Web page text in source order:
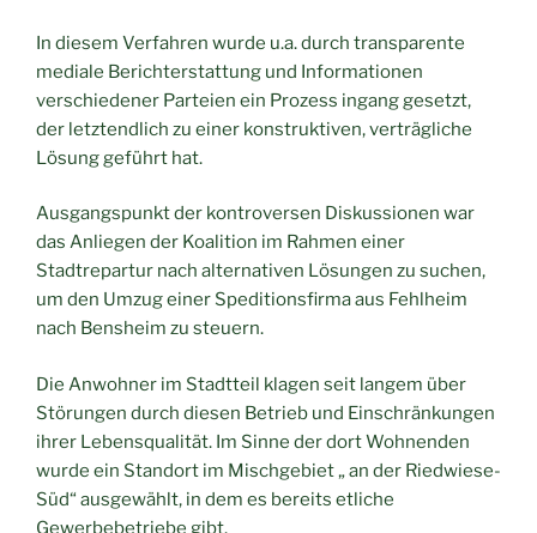
In diesem Verfahren wurde u.a. durch transparente
mediale Berichterstattung und Informationen
verschiedener Parteien ein Prozess ingang gesetzt,
der letztendlich zu einer konstruktiven, verträgliche
Lösung geführt hat.
Ausgangspunkt der kontroversen Diskussionen war
das Anliegen der Koalition im Rahmen einer
Stadtrepartur nach alternativen Lösungen zu suchen,
um den Umzug einer Speditionsfirma aus Fehlheim
nach Bensheim zu steuern.
Die Anwohner im Stadtteil klagen seit langem über
Störungen durch diesen Betrieb und Einschränkungen
ihrer Lebensqualität. Im Sinne der dort Wohnenden
wurde ein Standort im Mischgebiet „ an der Riedwiese-
Süd“ ausgewählt, in dem es bereits etliche
Gewerbebetriebe gibt.